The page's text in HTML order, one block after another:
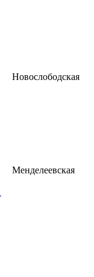
Новослободская
Менделеевская